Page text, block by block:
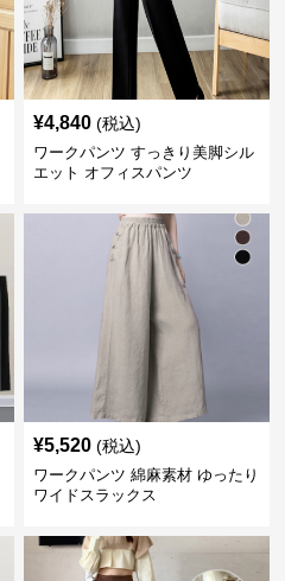
¥4,840 (税込)
ワークパンツ すっきり美脚シル
エット オフィスパンツ
¥5,520 (税込)
ワークパンツ 綿麻素材 ゆったり
ワイドスラックス